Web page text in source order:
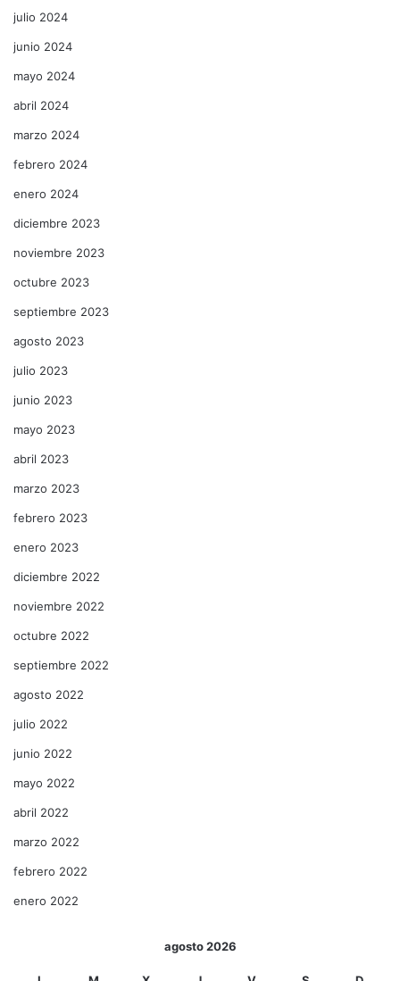
julio 2024
junio 2024
mayo 2024
abril 2024
marzo 2024
febrero 2024
enero 2024
diciembre 2023
noviembre 2023
octubre 2023
septiembre 2023
agosto 2023
julio 2023
junio 2023
mayo 2023
abril 2023
marzo 2023
febrero 2023
enero 2023
diciembre 2022
noviembre 2022
octubre 2022
septiembre 2022
agosto 2022
julio 2022
junio 2022
mayo 2022
abril 2022
marzo 2022
febrero 2022
enero 2022
agosto 2026